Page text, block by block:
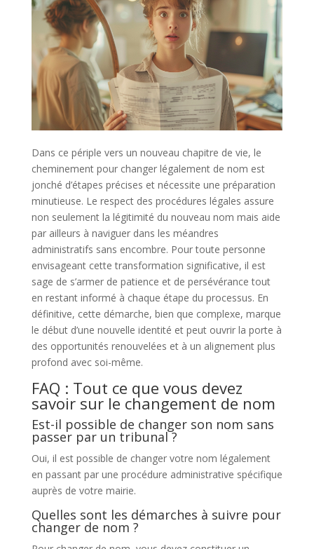
Dans ce périple vers un nouveau chapitre de vie, le
cheminement pour changer légalement de nom est
jonché d’étapes précises et nécessite une préparation
minutieuse. Le respect des procédures légales assure
non seulement la légitimité du nouveau nom mais aide
par ailleurs à naviguer dans les méandres
administratifs sans encombre. Pour toute personne
envisageant cette transformation significative, il est
sage de s’armer de patience et de persévérance tout
en restant informé à chaque étape du processus. En
définitive, cette démarche, bien que complexe, marque
le début d’une nouvelle identité et peut ouvrir la porte à
des opportunités renouvelées et à un alignement plus
profond avec soi-même.
FAQ : Tout ce que vous devez
savoir sur le changement de nom
Est-il possible de changer son nom sans
passer par un tribunal ?
Oui, il est possible de changer votre nom légalement
en passant par une procédure administrative spécifique
auprès de votre mairie.
Quelles sont les démarches à suivre pour
changer de nom ?